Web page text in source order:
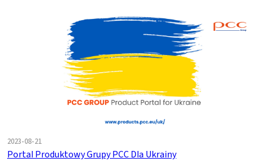
2023-08-21
Portal Produktowy Grupy PCC Dla Ukrainy